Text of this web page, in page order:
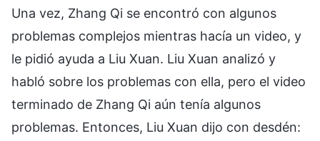
Una vez, Zhang Qi se encontró con algunos
problemas complejos mientras hacía un video, y
le pidió ayuda a Liu Xuan. Liu Xuan analizó y
habló sobre los problemas con ella, pero el video
terminado de Zhang Qi aún tenía algunos
problemas. Entonces, Liu Xuan dijo con desdén: